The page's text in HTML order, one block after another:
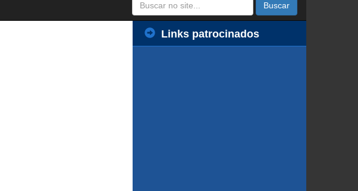
Buscar
Links patrocinados